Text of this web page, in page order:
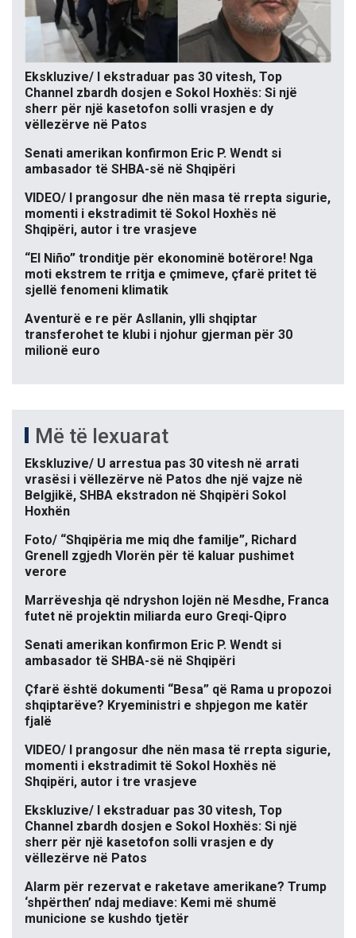
Ekskluzive/ I ekstraduar pas 30 vitesh, Top
Channel zbardh dosjen e Sokol Hoxhës: Si një
sherr për një kasetofon solli vrasjen e dy
vëllezërve në Patos
Senati amerikan konfirmon Eric P. Wendt si
ambasador të SHBA-së në Shqipëri
VIDEO/ I prangosur dhe nën masa të rrepta sigurie,
momenti i ekstradimit të Sokol Hoxhës në
Shqipëri, autor i tre vrasjeve
“El Niño” tronditje për ekonominë botërore! Nga
moti ekstrem te rritja e çmimeve, çfarë pritet të
sjellë fenomeni klimatik
Aventurë e re për Asllanin, ylli shqiptar
transferohet te klubi i njohur gjerman për 30
milionë euro
Më të lexuarat
Ekskluzive/ U arrestua pas 30 vitesh në arrati
vrasësi i vëllezërve në Patos dhe një vajze në
Belgjikë, SHBA ekstradon në Shqipëri Sokol
Hoxhën
Foto/ “Shqipëria me miq dhe familje”, Richard
Grenell zgjedh Vlorën për të kaluar pushimet
verore
Marrëveshja që ndryshon lojën në Mesdhe, Franca
futet në projektin miliarda euro Greqi-Qipro
Senati amerikan konfirmon Eric P. Wendt si
ambasador të SHBA-së në Shqipëri
Çfarë është dokumenti “Besa” që Rama u propozoi
shqiptarëve? Kryeministri e shpjegon me katër
fjalë
VIDEO/ I prangosur dhe nën masa të rrepta sigurie,
momenti i ekstradimit të Sokol Hoxhës në
Shqipëri, autor i tre vrasjeve
Ekskluzive/ I ekstraduar pas 30 vitesh, Top
Channel zbardh dosjen e Sokol Hoxhës: Si një
sherr për një kasetofon solli vrasjen e dy
vëllezërve në Patos
Alarm për rezervat e raketave amerikane? Trump
‘shpërthen’ ndaj mediave: Kemi më shumë
municione se kushdo tjetër